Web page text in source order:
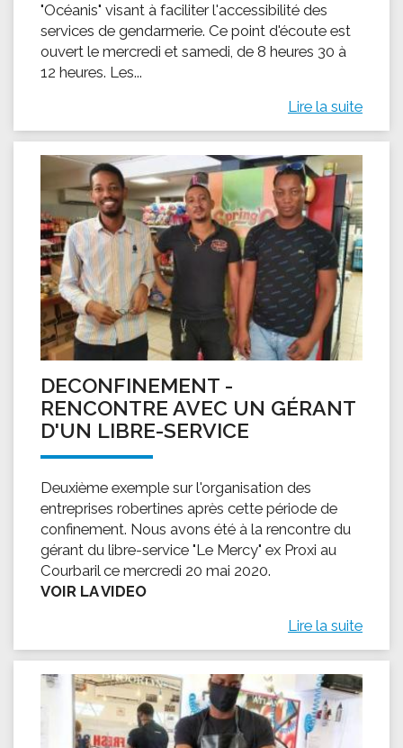
"Océanis" visant à faciliter l'accessibilité des
services de gendarmerie. Ce point d'écoute est
ouvert le mercredi et samedi, de 8 heures 30 à
12 heures. Les...
Lire la suite
DECONFINEMENT -
RENCONTRE AVEC UN GÉRANT
D'UN LIBRE-SERVICE
Deuxième exemple sur l'organisation des
entreprises robertines après cette période de
confinement. Nous avons été à la rencontre du
gérant du libre-service "Le Mercy" ex Proxi au
Courbaril ce mercredi 20 mai 2020.
VOIR LA VIDEO
Lire la suite